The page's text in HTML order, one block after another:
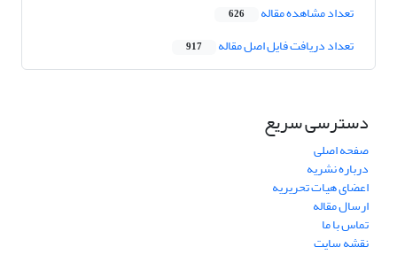
تعداد مشاهده مقاله 626
تعداد دریافت فایل اصل مقاله 917
دسترسی سریع
صفحه اصلی
درباره نشریه
اعضای هیات تحریریه
ارسال مقاله
تماس با ما
نقشه سایت